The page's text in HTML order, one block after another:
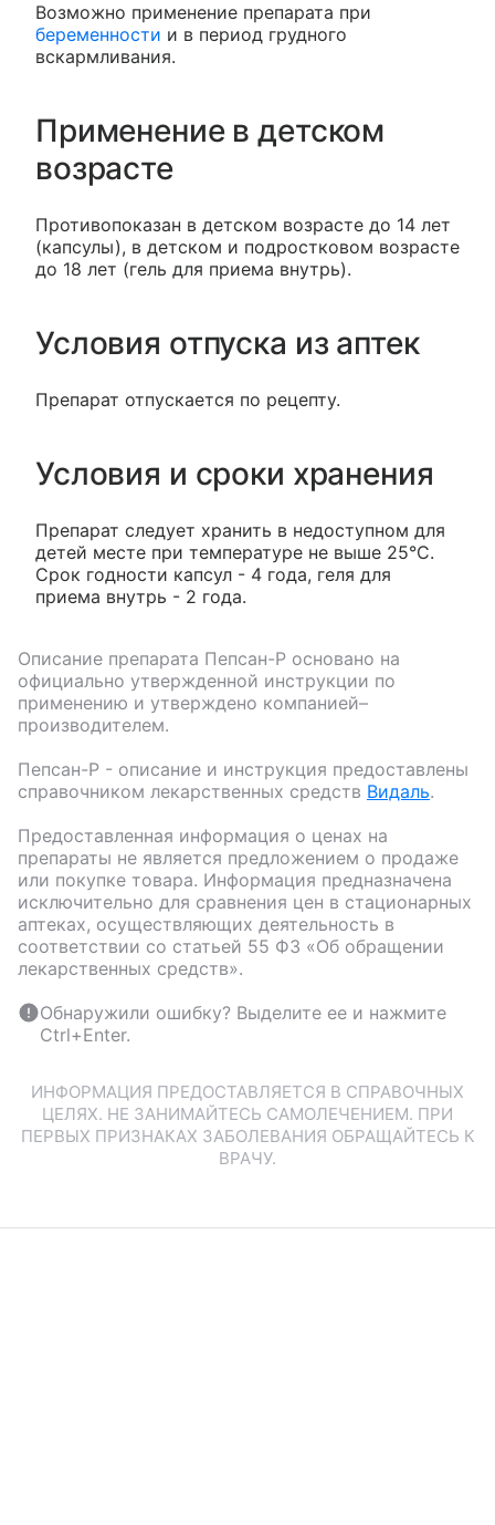
Возможно применение препарата при
беременности и в период грудного
вскармливания.
Применение в детском
возрасте
Противопоказан в детском возрасте до 14 лет
(капсулы), в детском и подростковом возрасте
до 18 лет (гель для приема внутрь).
Условия отпуска из аптек
Препарат отпускается по рецепту.
Условия и сроки хранения
Препарат следует хранить в недоступном для
детей месте при температуре не выше 25°С.
Срок годности капсул - 4 года, геля для
приема внутрь - 2 года.
Описание препарата Пепсан-Р основано на
официально утвержденной инструкции по
применению и утверждено компанией–
производителем.
Пепсан-Р - описание и инструкция предоставлены
справочником лекарственных средств Видаль.
Предоставленная информация о ценах на
препараты не является предложением о продаже
или покупке товара. Информация предназначена
исключительно для сравнения цен в стационарных
аптеках, осуществляющих деятельность в
соответствии со статьей 55 ФЗ «Об обращении
лекарственных средств».
Обнаружили ошибку? Выделите ее и нажмите
Ctrl+Enter.
ИНФОРМАЦИЯ ПРЕДОСТАВЛЯЕТСЯ В СПРАВОЧНЫХ
ЦЕЛЯХ. НЕ ЗАНИМАЙТЕСЬ САМОЛЕЧЕНИЕМ. ПРИ
ПЕРВЫХ ПРИЗНАКАХ ЗАБОЛЕВАНИЯ ОБРАЩАЙТЕСЬ К
ВРАЧУ.